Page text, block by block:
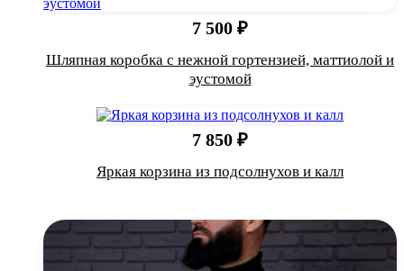
7 500 ₽
Шляпная коробка с нежной гортензией, маттиолой и
эустомой
7 850 ₽
Яркая корзина из подсолнухов и калл